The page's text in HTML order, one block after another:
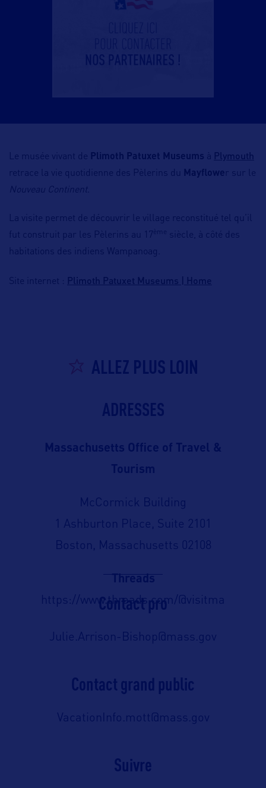
Le musée vivant de Plimoth Patuxet Museums à Plymouth
retrace la vie quotidienne des Pèlerins du Mayflower sur le
Nouveau Continent
La visite permet de découvrir le village reconstitué tel qu’il
fut construit par les Pèlerins au 17 ème
siècle, à côté des
habitations des indiens Wampanoag.
Site internet : Plimoth Patuxet Museums | Home
ALLEZ PLUS LOIN
ADRESSES
Massachusetts Office of Travel &
Tourism
McCormick Building
1 Ashburton Place, Suite 2101
Boston, Massachusetts 02108
Threads
https://www.threads.com/@visitma
Contact pro
Julie.Arrison-Bishop@mass.gov
Contact grand public
VacationInfo.mott@mass.gov
Suivre